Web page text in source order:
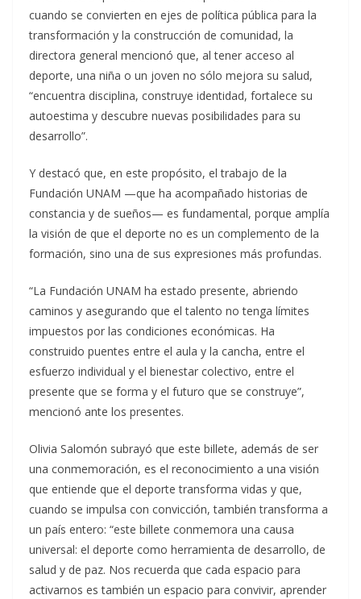
cuando se convierten en ejes de política pública para la
transformación y la construcción de comunidad, la
directora general mencionó que, al tener acceso al
deporte, una niña o un joven no sólo mejora su salud,
“encuentra disciplina, construye identidad, fortalece su
autoestima y descubre nuevas posibilidades para su
desarrollo”.
Y destacó que, en este propósito, el trabajo de la
Fundación UNAM —que ha acompañado historias de
constancia y de sueños— es fundamental, porque amplía
la visión de que el deporte no es un complemento de la
formación, sino una de sus expresiones más profundas.
“La Fundación UNAM ha estado presente, abriendo
caminos y asegurando que el talento no tenga límites
impuestos por las condiciones económicas. Ha
construido puentes entre el aula y la cancha, entre el
esfuerzo individual y el bienestar colectivo, entre el
presente que se forma y el futuro que se construye”,
mencionó ante los presentes.
Olivia Salomón subrayó que este billete, además de ser
una conmemoración, es el reconocimiento a una visión
que entiende que el deporte transforma vidas y que,
cuando se impulsa con convicción, también transforma a
un país entero: “este billete conmemora una causa
universal: el deporte como herramienta de desarrollo, de
salud y de paz. Nos recuerda que cada espacio para
activarnos es también un espacio para convivir, aprender